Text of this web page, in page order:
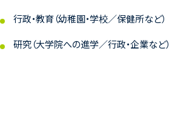
行政・教育（幼稚園・学校／保健所など）
研究（大学院への進学／行政・企業など）